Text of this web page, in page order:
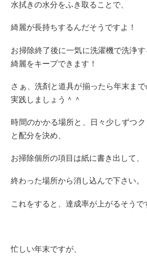
水拭きの水分をふき取ることで、
綺麗が長持ちするんだそうですよ！
お掃除終了後に一気に洗濯機で洗浄
綺麗をキープできます！
さぁ、洗剤と道具が揃ったら年末ま
実践しましょう＾＾
時間のかかる場所と、日々少しずつ
と配分を決め、
お掃除個所の項目は紙に書き出して、
終わった場所から消し込んで下さい。
これをすると、達成率が上がるそうで
忙しい年末ですが、